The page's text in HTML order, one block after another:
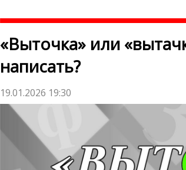
«Выточка» или
написать?
19.01.2026 19:30